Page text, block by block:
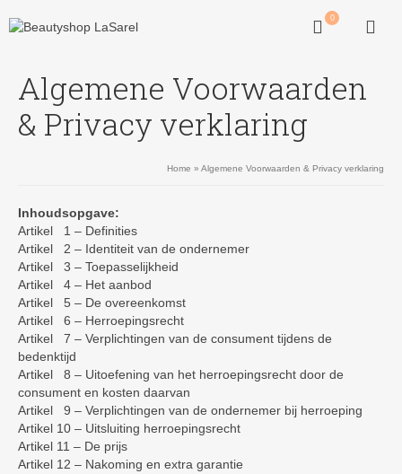
0
Algemene Voorwaarden
& Privacy verklaring
Home » Algemene Voorwaarden & Privacy verklaring
Inhoudsopgave:
Artikel 1 – Definities
Artikel 2 – Identiteit van de ondernemer
Artikel 3 – Toepasselijkheid
Artikel 4 – Het aanbod
Artikel 5 – De overeenkomst
Artikel 6 – Herroepingsrecht
Artikel 7 – Verplichtingen van de consument tijdens de
bedenktijd
Artikel 8 – Uitoefening van het herroepingsrecht door de
consument en kosten daarvan
Artikel 9 – Verplichtingen van de ondernemer bij herroeping
Artikel 10 – Uitsluiting herroepingsrecht
Artikel 11 – De prijs
Artikel 12 – Nakoming en extra garantie